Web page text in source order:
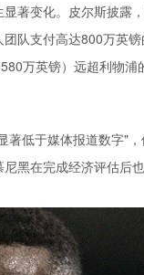
著变化。皮尔斯披露
队支付高达800万英
万英镑）远超利物
低于媒体报道数字"
尼黑在完成经济评估后